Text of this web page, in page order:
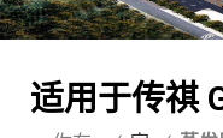
适用于传祺